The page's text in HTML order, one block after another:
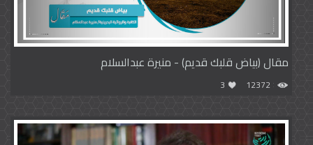
مقال (بياض قلبك قديم) - منيرة عبدالسلام
12372
3